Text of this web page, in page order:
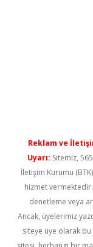
Reklam ve
Uyarı: Sitemiz,
İletişim Kurumu
hizmet
denetleme veya
Ancak, üyelerimiz
siteye üye olarak